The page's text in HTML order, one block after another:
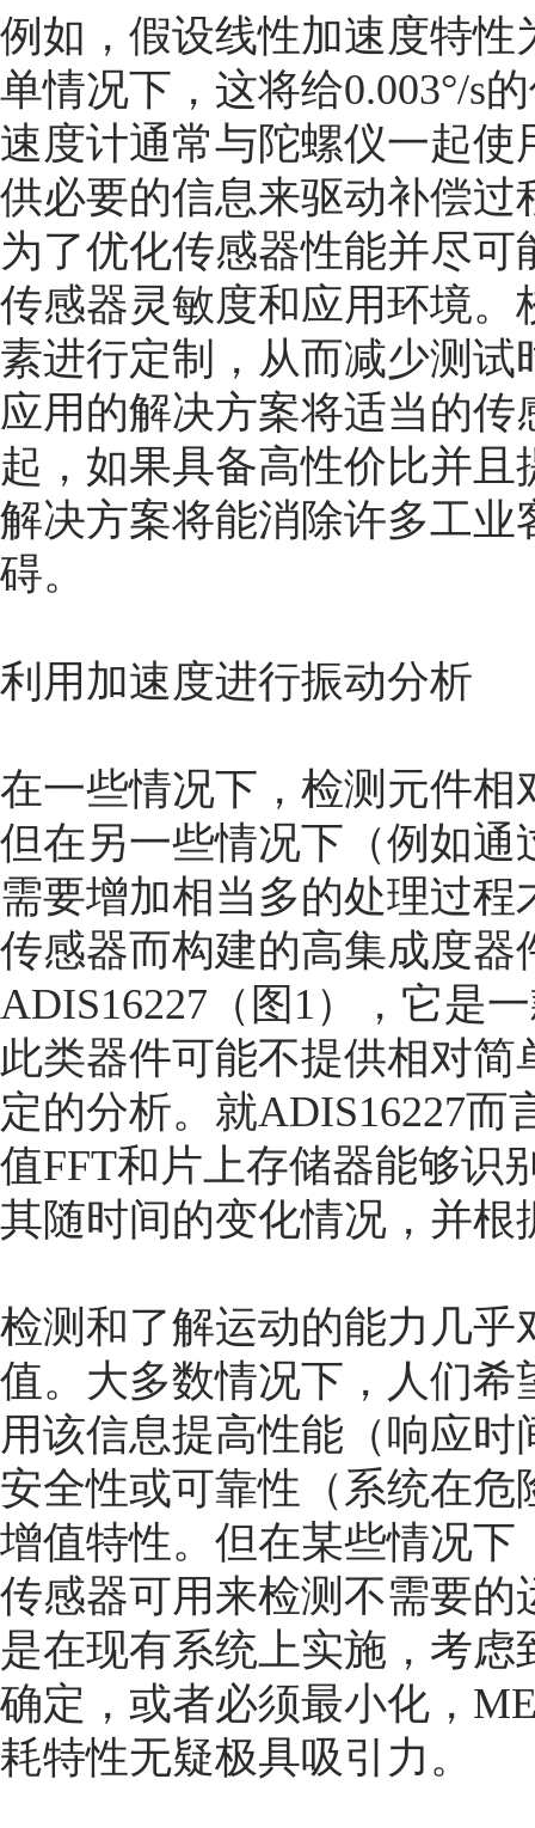
例如，假设线性加速度特性
单情况下，这将给0.003°/s
速度计通常与陀螺仪一起
供必要的信息来驱动补偿过
为了优化传感器性能并尽
传感器灵敏度和应用环境
素进行定制，从而减少测
应用的解决方案将适当的
起，如果具备高性价比并
解决方案将能消除许多工
碍。
利用加速度进行振动分析
在一些情况下，检测元件
但在另一些情况下（例如
需要增加相当多的处理过
传感器而构建的高集成度
ADIS16227（图1），它是
此类器件可能不提供相对
定的分析。就ADIS16227
值FFT和片上存储器能够识
其随时间的变化情况，并
检测和了解运动的能力几
值。大多数情况下，人们
用该信息提高性能（响应
安全性或可靠性（系统在
增值特性。但在某些情况
传感器可用来检测不需要
是在现有系统上实施，考
确定，或者必须最小化，
耗特性无疑极具吸引力。